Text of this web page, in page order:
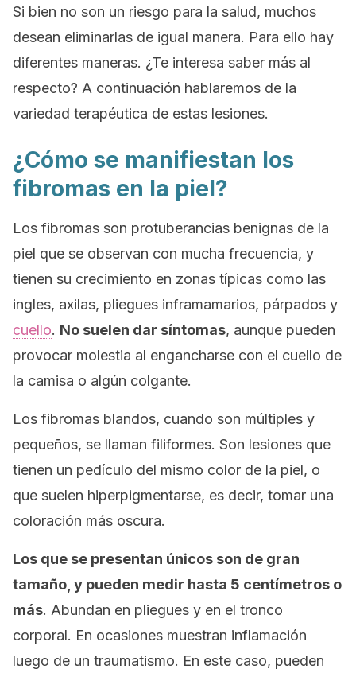
Si bien no son un riesgo para la salud, muchos
desean eliminarlas de igual manera. Para ello hay
diferentes maneras. ¿Te interesa saber más al
respecto? A continuación hablaremos de la
variedad terapéutica de estas lesiones.
¿Cómo se manifiestan los
fibromas en la piel?
Los fibromas son protuberancias benignas de la
piel que se observan con mucha frecuencia, y
tienen su crecimiento en zonas típicas como las
ingles, axilas, pliegues inframamarios, párpados y
cuello. No suelen dar síntomas, aunque pueden
provocar molestia al engancharse con el cuello de
la camisa o algún colgante.
Los fibromas blandos, cuando son múltiples y
pequeños, se llaman filiformes. Son lesiones que
tienen un pedículo del mismo color de la piel, o
que suelen hiperpigmentarse, es decir, tomar una
coloración más oscura.
Los que se presentan únicos son de gran
tamaño, y pueden medir hasta 5 centímetros o
más. Abundan en pliegues y en el tronco
corporal. En ocasiones muestran inflamación
luego de un traumatismo. En este caso, pueden